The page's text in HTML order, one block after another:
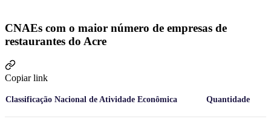
CNAEs com o maior número de empresas de
restaurantes do Acre
Copiar link
Classificação Nacional de Atividade Econômica Quantidade